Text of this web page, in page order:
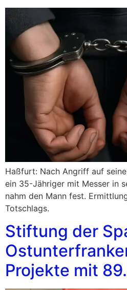
Haßfurt: Nach Angriff auf
ein 35-Jähriger mit Messer in
nahm den Mann fest.
Totschlags.
Stiftung der
Projekte mit